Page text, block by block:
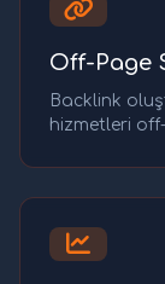
Off-Page
Backlink
hizmetleri